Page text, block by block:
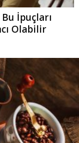
İpuçları
Olabilir